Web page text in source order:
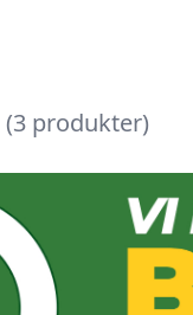
(3 produkter)